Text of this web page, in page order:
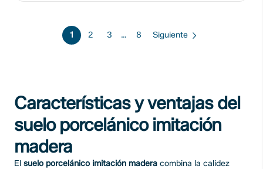
1 2 3 … 8 Siguiente
Características y ventajas del
suelo porcelánico imitación
madera
El suelo porcelánico imitación madera combina la calidez